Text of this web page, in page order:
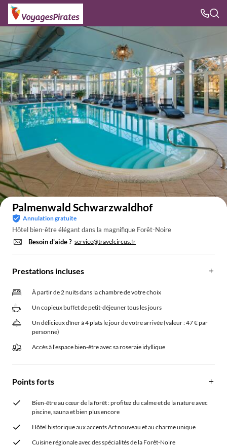
Voir sur la carte
Palmenwald Schwarzwaldhof
Annulation gratuite
Hôtel bien-être élégant dans la magnifique Forêt-Noire
Besoin d’aide ? service@travelcircus.fr
Prestations incluses
À partir de 2 nuits dans la chambre de votre choix
Un copieux buffet de petit-déjeuner tous les jours
Un délicieux dîner à 4 plats le jour de votre arrivée (valeur : 47 € par
personne)
Accès à l'espace bien-être avec sa roseraie idyllique
Points forts
Bien-être au cœur de la forêt : profitez du calme et de la nature avec
piscine, sauna et bien plus encore
Hôtel historique aux accents Art nouveau et au charme unique
Cuisine régionale avec des spécialités de la Forêt-Noire